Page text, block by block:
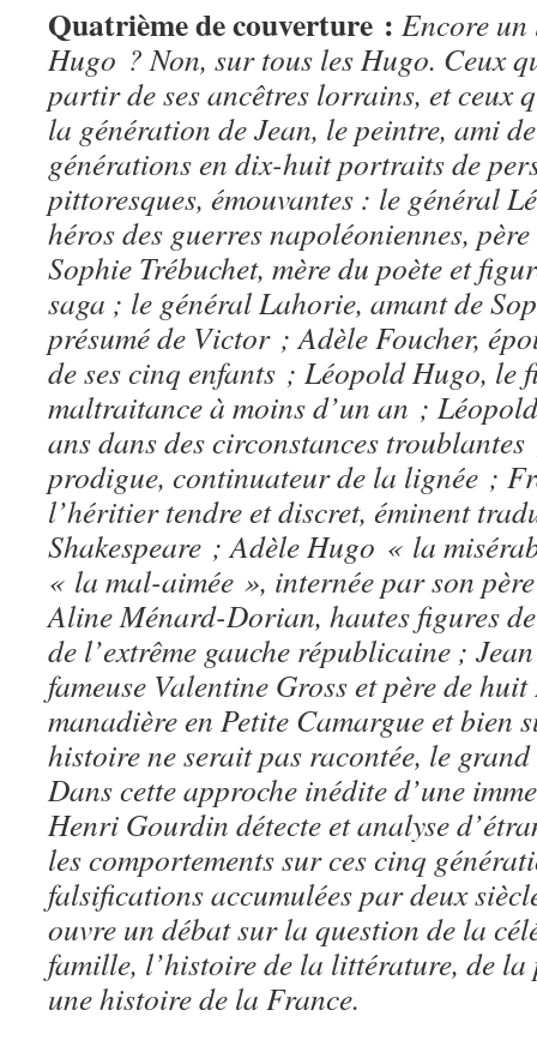
Quatrième de couverture : Encore
Hugo ? Non, sur tous les Hugo. Ceux
partir de ses ancêtres lorrains, et ceux
la génération de Jean, le peintre, ami
générations en dix-huit portraits de
pittoresques, émouvantes : le général
héros des guerres napoléoniennes,
Sophie Trébuchet, mère du poète et
saga ; le général Lahorie, amant de
présumé de Victor ; Adèle Foucher,
de ses cinq enfants ; Léopold Hugo, le
maltraitance à moins d’un an ;
ans dans des circonstances
prodigue, continuateur de la lignée ;
l’héritier tendre et discret, éminent
Shakespeare ; Adèle Hugo « la
« la mal-aimée », internée par son
Aline Ménard-Dorian, hautes figures
de l’extrême gauche républicaine ;
fameuse Valentine Gross et père de
manadière en Petite Camargue et bien
histoire ne serait pas racontée, le
Dans cette approche inédite d’une
Henri Gourdin détecte et analyse
les comportements sur ces cinq
falsifications accumulées par deux
ouvre un débat sur la question de la
famille, l’histoire de la littérature, de
une histoire de la France.